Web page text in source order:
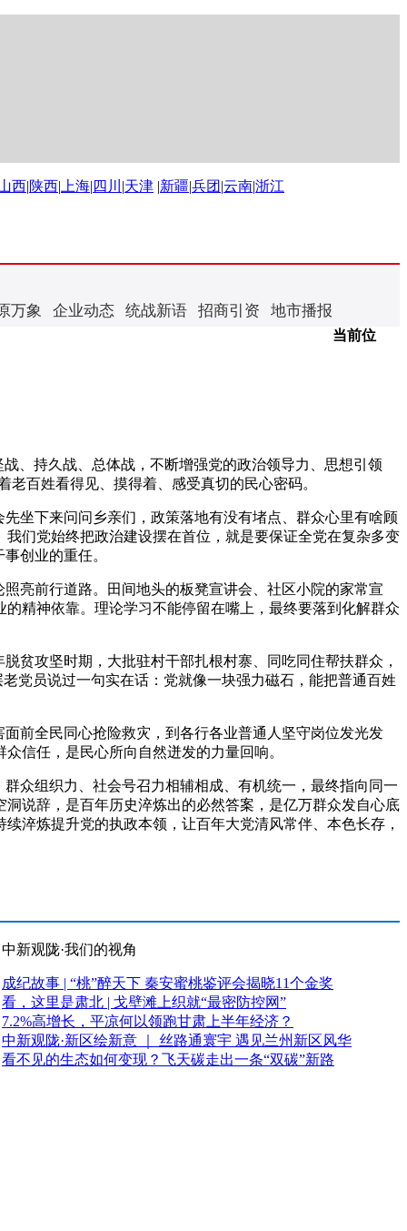
西|陕西| 上海| 四川 |天津 |新疆|兵团 |云南|浙江
万象 企业动态 统战新语 招商引资 地市播报
当前位
、持久战、总体战，不断增强党的政治领导力、思想引领
百姓看得见、摸得着、感受真切的民心密码。
下来问问乡亲们，政策落地有没有堵点、群众心里有啥顾
们党始终把政治建设摆在首位，就是要保证全党在复杂多变
创业的重任。
前行道路。田间地头的板凳宣讲会、社区小院的家常宣
精神依靠。理论学习不能停留在嘴上，最终要落到化解群众
攻坚时期，大批驻村干部扎根村寨、同吃同住帮扶群众，
党员说过一句实在话：党就像一块强力磁石，能把普通百姓
前全民同心抢险救灾，到各行各业普通人坚守岗位发光发
信任，是民心所向自然迸发的力量回响。
组织力、社会号召力相辅相成、有机统一，最终指向同一
说辞，是百年历史淬炼出的必然答案，是亿万群众发自心底
淬炼提升党的执政本领，让百年大党清风常伴、本色长存，
中新观陇·我们的视角
成纪故事 | “桃”醉天下 秦安蜜桃鉴评会揭晓11个金奖
看，这里是肃北 | 戈壁滩上织就“最密防控网”
7.2%高增长，平凉何以领跑甘肃上半年经济？
中新观陇·新区绘新意 ｜ 丝路通寰宇 遇见兰州新区风华
看不见的生态如何变现？飞天碳走出一条“双碳”新路